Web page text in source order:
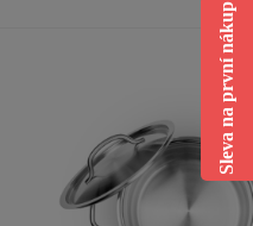
Sleva na první nákup